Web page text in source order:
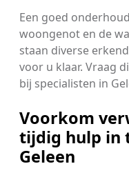
Een goed
woongenot en de
staan diverse
voor u klaar. Vraag
bij specialisten in
Voorkom
tijdig hulp in
Geleen